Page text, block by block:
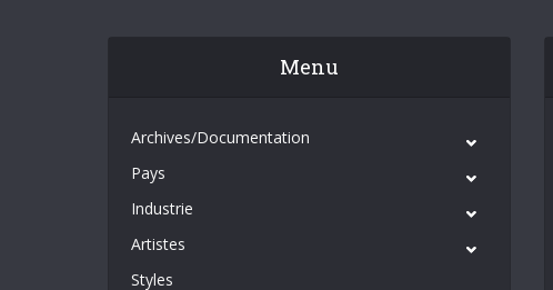
Menu
Archives/Documentation
Pays
Industrie
Artistes
Styles